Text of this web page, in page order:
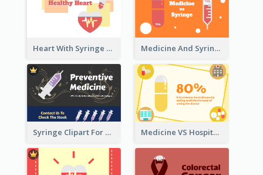
Heart With Syringe Clipart Medicine And Syringe Comparison
Syringe Clipart For Preventive Medicine Medicine VS Hospital Clipart